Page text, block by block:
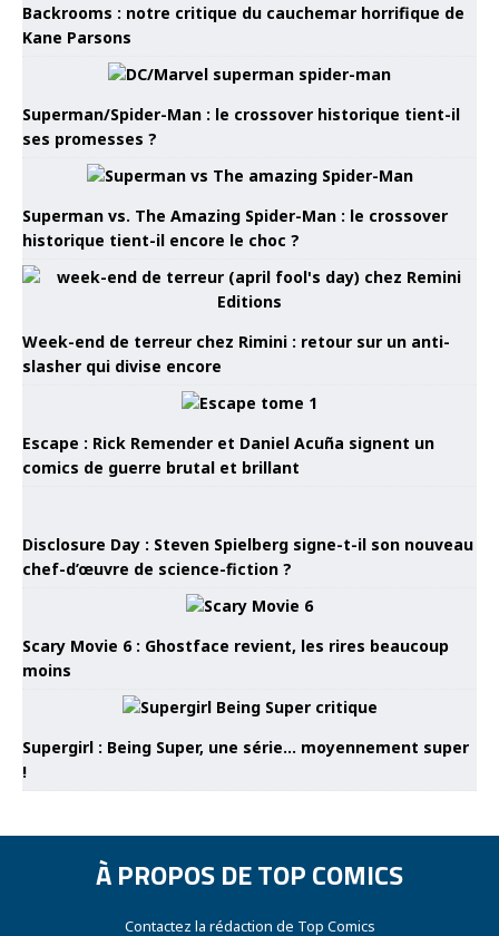
Backrooms : notre critique du cauchemar horrifique de
Kane Parsons
Superman/Spider-Man : le crossover historique tient-il
ses promesses ?
Superman vs. The Amazing Spider-Man : le crossover
historique tient-il encore le choc ?
Week-end de terreur chez Rimini : retour sur un anti-
slasher qui divise encore
Escape : Rick Remender et Daniel Acuña signent un
comics de guerre brutal et brillant
Disclosure Day : Steven Spielberg signe-t-il son nouveau
chef-d’œuvre de science-fiction ?
Scary Movie 6 : Ghostface revient, les rires beaucoup
moins
Supergirl : Being Super, une série… moyennement super
!
À PROPOS DE TOP COMICS
Contactez la rédaction de Top Comics